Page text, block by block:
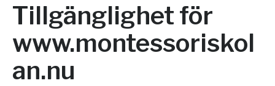
Tillgänglighet för
www.montessoriskol
an.nu